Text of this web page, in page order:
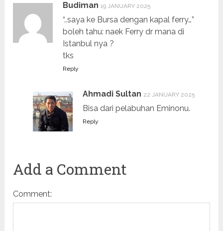
Budiman 19 JANUARY 2025
“..saya ke Bursa dengan kapal ferry…”
boleh tahu: naek Ferry dr mana di
Istanbul nya ?
tks
Reply
Ahmadi Sultan 22 JANUARY 2025
Bisa dari pelabuhan Eminonu.
Reply
Add a Comment
Comment: